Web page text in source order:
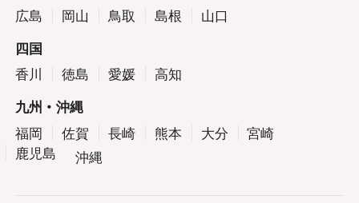
広島
岡山 鳥取 島根
山口
四国
香川
徳島 愛媛
高知
九州・沖縄
福岡
佐賀 長崎 熊本 大分
宮崎
鹿児島
沖縄